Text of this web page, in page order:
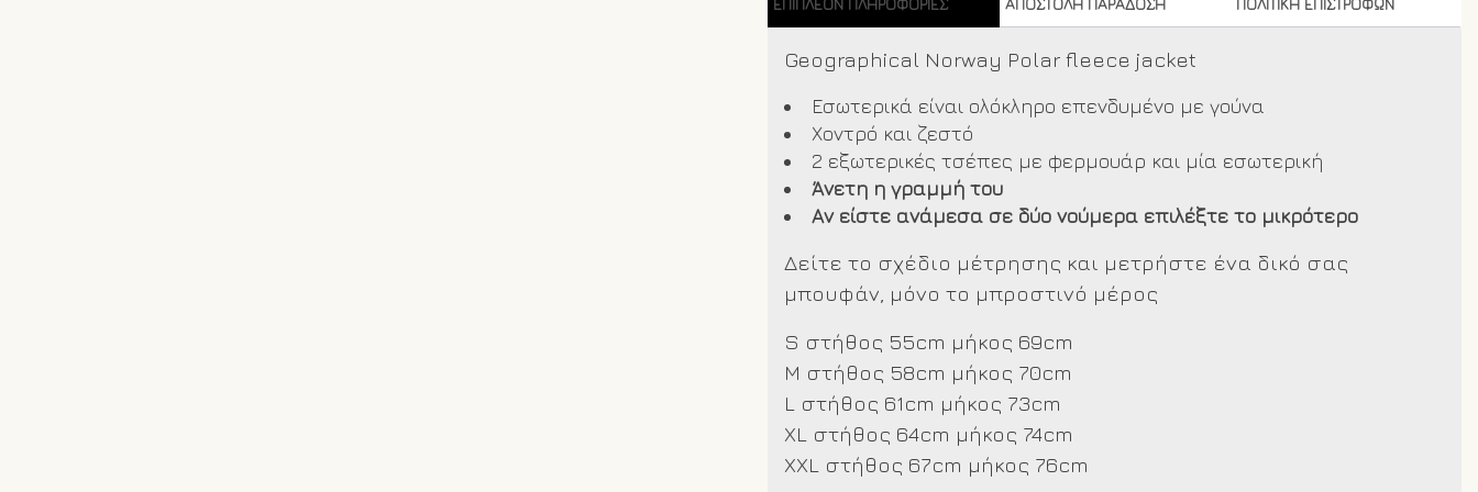
Grey
Geographical Norway Polar fleece jacket
Εσωτερικά είναι ολόκληρο επενδυμένο με γούνα
Χοντρό και ζεστό
2 εξωτερικές τσέπες με φερμουάρ και μία εσωτερική
Άνετη η γραμμή του
Αν είστε ανάμεσα σε δύο νούμερα επιλέξτε το μικρότερο
Δείτε το σχέδιο μέτρησης και μετρήστε ένα δικό σας
μπουφάν, μόνο το μπροστινό μέρος
S στήθος 55cm μήκος 69cm
M στήθος 58cm μήκος 70cm
L στήθος 61cm μήκος 73cm
XL στήθος 64cm μήκος 74cm
XXL
στήθος 67cm μήκος 76cm